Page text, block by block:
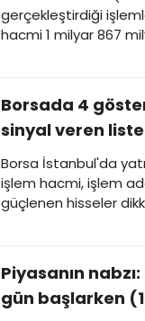
gerçekleştirdiği
hacmi 1 milyar 867
Borsada 4
sinyal veren liste
Borsa İstanbul'da
işlem hacmi, işlem
güçlenen hisseler
Piyasanın
gün başlarken